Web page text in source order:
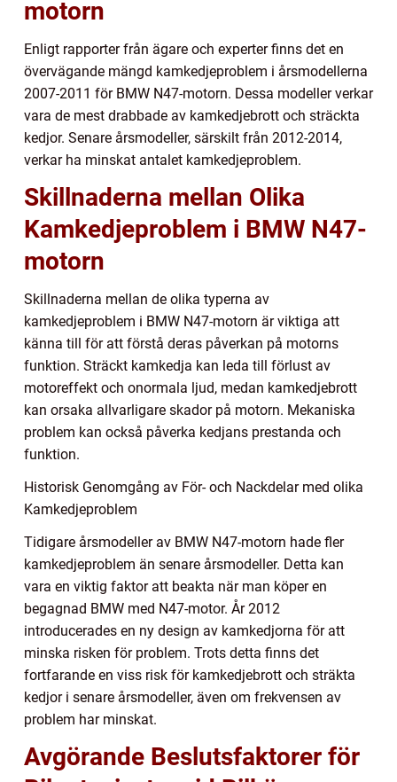
motorn
Enligt rapporter från ägare och experter finns det en
övervägande mängd kamkedjeproblem i årsmodellerna
2007-2011 för BMW N47-motorn. Dessa modeller verkar
vara de mest drabbade av kamkedjebrott och sträckta
kedjor. Senare årsmodeller, särskilt från 2012-2014,
verkar ha minskat antalet kamkedjeproblem.
Skillnaderna mellan Olika
Kamkedjeproblem i BMW N47-
motorn
Skillnaderna mellan de olika typerna av
kamkedjeproblem i BMW N47-motorn är viktiga att
känna till för att förstå deras påverkan på motorns
funktion. Sträckt kamkedja kan leda till förlust av
motoreffekt och onormala ljud, medan kamkedjebrott
kan orsaka allvarligare skador på motorn. Mekaniska
problem kan också påverka kedjans prestanda och
funktion.
Historisk Genomgång av För- och Nackdelar med olika
Kamkedjeproblem
Tidigare årsmodeller av BMW N47-motorn hade fler
kamkedjeproblem än senare årsmodeller. Detta kan
vara en viktig faktor att beakta när man köper en
begagnad BMW med N47-motor. År 2012
introducerades en ny design av kamkedjorna för att
minska risken för problem. Trots detta finns det
fortfarande en viss risk för kamkedjebrott och sträkta
kedjor i senare årsmodeller, även om frekvensen av
problem har minskat.
Avgörande Beslutsfaktorer för